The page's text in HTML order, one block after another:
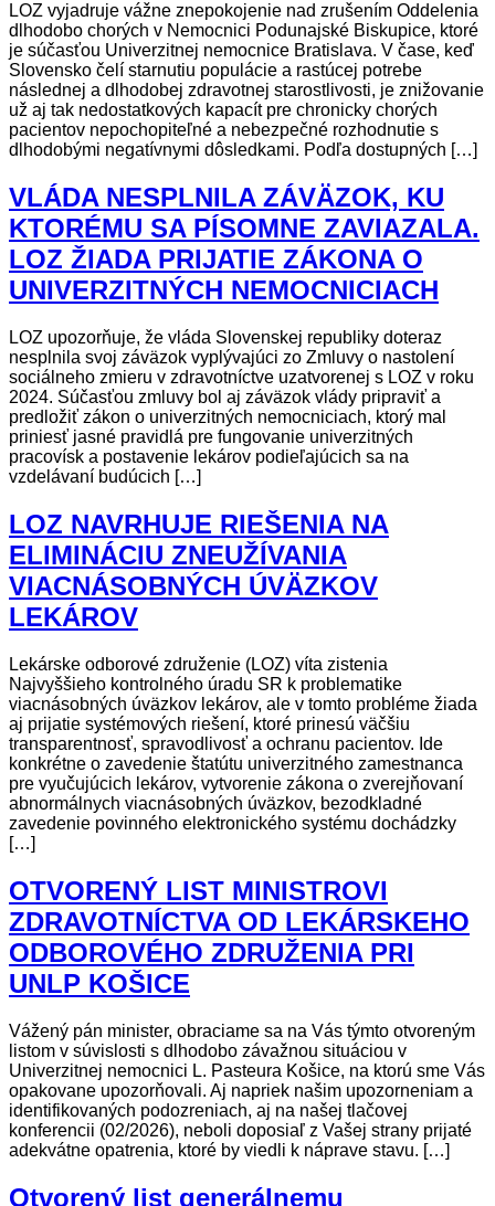
LOZ vyjadruje vážne znepokojenie nad zrušením Oddelenia
dlhodobo chorých v Nemocnici Podunajské Biskupice, ktoré
je súčasťou Univerzitnej nemocnice Bratislava. V čase, keď
Slovensko čelí starnutiu populácie a rastúcej potrebe
následnej a dlhodobej zdravotnej starostlivosti, je znižovanie
už aj tak nedostatkových kapacít pre chronicky chorých
pacientov nepochopiteľné a nebezpečné rozhodnutie s
dlhodobými negatívnymi dôsledkami. Podľa dostupných […]
VLÁDA NESPLNILA ZÁVÄZOK, KU
KTORÉMU SA PÍSOMNE ZAVIAZALA.
LOZ ŽIADA PRIJATIE ZÁKONA O
UNIVERZITNÝCH NEMOCNICIACH
LOZ upozorňuje, že vláda Slovenskej republiky doteraz
nesplnila svoj záväzok vyplývajúci zo Zmluvy o nastolení
sociálneho zmieru v zdravotníctve uzatvorenej s LOZ v roku
2024. Súčasťou zmluvy bol aj záväzok vlády pripraviť a
predložiť zákon o univerzitných nemocniciach, ktorý mal
priniesť jasné pravidlá pre fungovanie univerzitných
pracovísk a postavenie lekárov podieľajúcich sa na
vzdelávaní budúcich […]
LOZ NAVRHUJE RIEŠENIA NA
ELIMINÁCIU ZNEUŽÍVANIA
VIACNÁSOBNÝCH ÚVÄZKOV
LEKÁROV
Lekárske odborové združenie (LOZ) víta zistenia
Najvyššieho kontrolného úradu SR k problematike
viacnásobných úväzkov lekárov, ale v tomto probléme žiada
aj prijatie systémových riešení, ktoré prinesú väčšiu
transparentnosť, spravodlivosť a ochranu pacientov. Ide
konkrétne o zavedenie štatútu univerzitného zamestnanca
pre vyučujúcich lekárov, vytvorenie zákona o zverejňovaní
abnormálnych viacnásobných úväzkov, bezodkladné
zavedenie povinného elektronického systému dochádzky
[…]
OTVORENÝ LIST MINISTROVI
ZDRAVOTNÍCTVA OD LEKÁRSKEHO
ODBOROVÉHO ZDRUŽENIA PRI
UNLP KOŠICE
Vážený pán minister, obraciame sa na Vás týmto otvoreným
listom v súvislosti s dlhodobo závažnou situáciou v
Univerzitnej nemocnici L. Pasteura Košice, na ktorú sme Vás
opakovane upozorňovali. Aj napriek našim upozorneniam a
identifikovaných podozreniach, aj na našej tlačovej
konferencii (02/2026), neboli doposiaľ z Vašej strany prijaté
adekvátne opatrenia, ktoré by viedli k náprave stavu. […]
Otvorený list generálnemu